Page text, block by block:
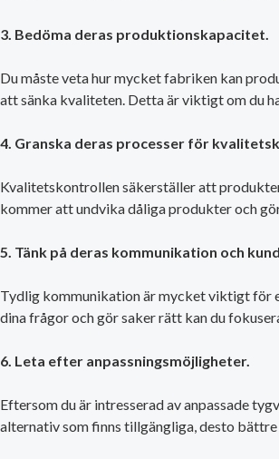
3. Bedöma deras produktionskapacitet.
Du måste veta hur mycket fabriken kan
att sänka kvaliteten. Detta är viktigt om du
4. Granska deras processer för
Kvalitetskontrollen säkerställer att
kommer att undvika dåliga produkter och
5. Tänk på deras kommunikation och
Tydlig kommunikation är mycket viktigt för
dina frågor och gör saker rätt kan du
6. Leta efter anpassningsmöjligheter.
Eftersom du är intresserad av anpassade
alternativ som finns tillgängliga, desto